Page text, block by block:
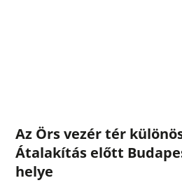
Az Örs vezér tér
Átalakítás előtt
helye